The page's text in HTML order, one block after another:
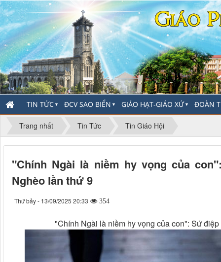
TIN TỨC ▼ ĐCV SAO BIỂN ▼ GIÁO HẠT-GIÁO XỨ▼ ĐOÀN
Trang nhất Tin Tức Tin Giáo Hội
"Chính Ngài là niềm hy vọng của
Nghèo lần thứ 9
Thứ bảy - 13/09/2025 20:33 354
"Chính Ngài là niềm hy vọng của con": Sứ